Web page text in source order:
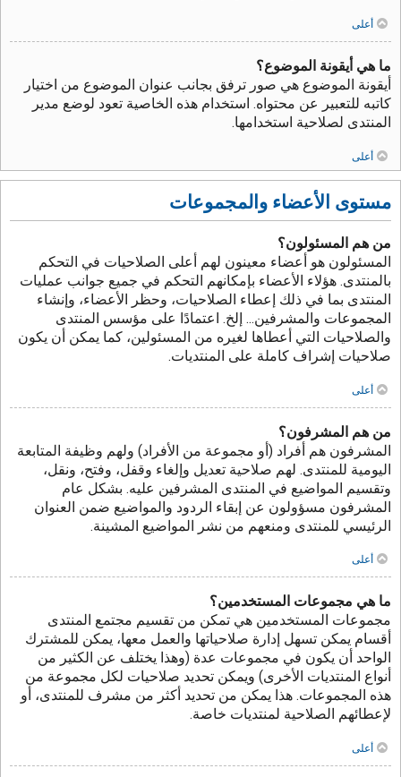
أعلى
ما هي أيقونة الموضوع؟
أيقونة الموضوع هي صور ترفق بجانب عنوان الموضوع من اختيار
كاتبه للتعبير عن محتواه. استخدام هذه الخاصية تعود لوضع مدير
المنتدى لصلاحية استخدامها.
أعلى
مستوى الأعضاء والمجموعات
من هم المسئولون؟
المسئولون هو أعضاء معينون لهم أعلى الصلاحيات في التحكم
بالمنتدى. هؤلاء الأعضاء بإمكانهم التحكم في جميع جوانب عمليات
المنتدى بما في ذلك إعطاء الصلاحيات، وحظر الأعضاء، وإنشاء
المجموعات والمشرفين... إلخ. اعتمادًا على مؤسس المنتدى
والصلاحيات التي أعطاها لغيره من المسئولين، كما يمكن أن يكون
صلاحيات إشراف كاملة على المنتديات.
أعلى
من هم المشرفون؟
المشرفون هم أفراد (أو مجموعة من الأفراد) ولهم وظيفة المتابعة
اليومية للمنتدى. لهم صلاحية تعديل وإلغاء وقفل، وفتح، ونقل،
وتقسيم المواضيع في المنتدى المشرفين عليه. بشكل عام
المشرفون مسؤولون عن إبقاء الردود والمواضيع ضمن العنوان
الرئيسي للمنتدى ومنعهم من نشر المواضيع المشينة.
أعلى
ما هي مجموعات المستخدمين؟
مجموعات المستخدمين هي تمكن من تقسيم مجتمع المنتدى
أقسام يمكن تسهل إدارة صلاحياتها والعمل معها، يمكن للمشترك
الواحد أن يكون في مجموعات عدة (وهذا يختلف عن الكثير من
أنواع المنتديات الأخرى) ويمكن تحديد صلاحيات لكل مجموعة من
هذه المجموعات. هذا يمكن من تحديد أكثر من مشرف للمنتدى، أو
لإعطائهم الصلاحية لمنتديات خاصة.
أعلى